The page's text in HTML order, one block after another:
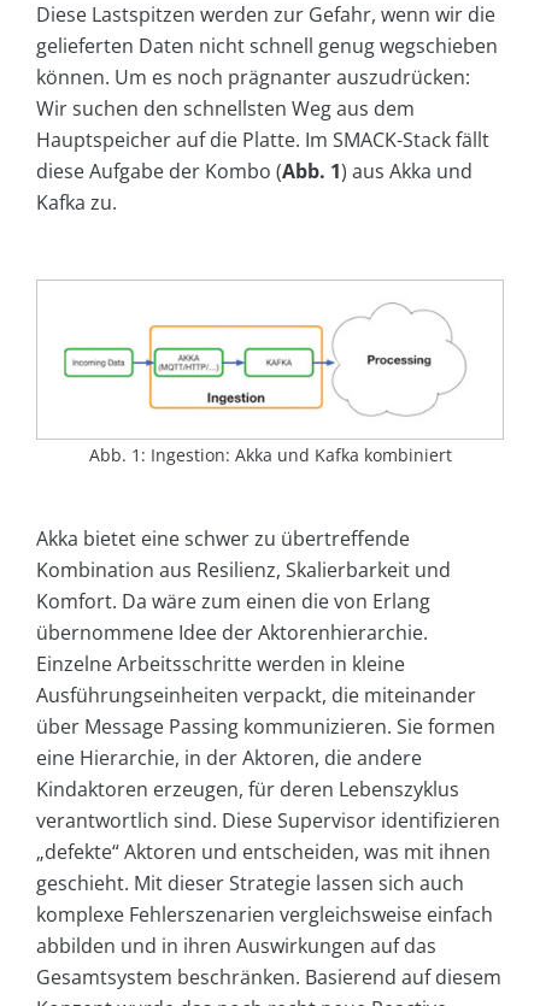
Diese Lastspitzen werden zur Gefahr, wenn wir die
gelieferten Daten nicht schnell genug wegschieben
können. Um es noch prägnanter auszudrücken:
Wir suchen den schnellsten Weg aus dem
Hauptspeicher auf die Platte. Im SMACK-Stack fällt
diese Aufgabe der Kombo (Abb. 1) aus Akka und
Kafka zu.
Abb. 1: Ingestion: Akka und Kafka kombiniert
Akka bietet eine schwer zu übertreffende
Kombination aus Resilienz, Skalierbarkeit und
Komfort. Da wäre zum einen die von Erlang
übernommene Idee der Aktorenhierarchie.
Einzelne Arbeitsschritte werden in kleine
Ausführungseinheiten verpackt, die miteinander
über Message Passing kommunizieren. Sie formen
eine Hierarchie, in der Aktoren, die andere
Kindaktoren erzeugen, für deren Lebenszyklus
verantwortlich sind. Diese Supervisor identifizieren
„defekte“ Aktoren und entscheiden, was mit ihnen
geschieht. Mit dieser Strategie lassen sich auch
komplexe Fehlerszenarien vergleichsweise einfach
abbilden und in ihren Auswirkungen auf das
Gesamtsystem beschränken. Basierend auf diesem